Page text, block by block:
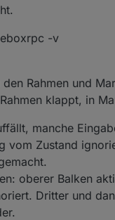
-v
Rahmen und
klappt, in
manche
vom Zustand
oberer Balken
Dritter und